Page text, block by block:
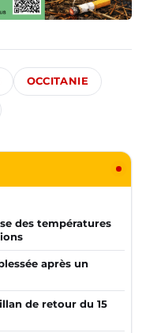
OCCITANIE
des températures
après un
de retour du 15